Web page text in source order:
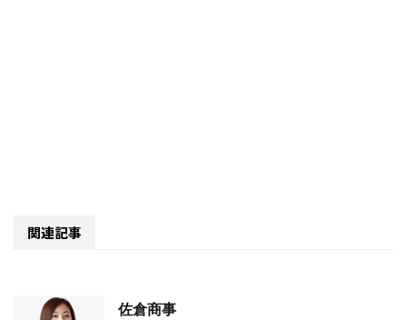
関連記事
佐倉商事